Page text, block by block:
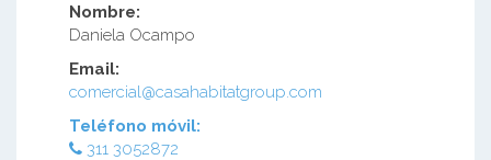
Nombre:
Daniela Ocampo
Email:
comercial@casahabitatgroup.com
Teléfono móvil:
311 3052872